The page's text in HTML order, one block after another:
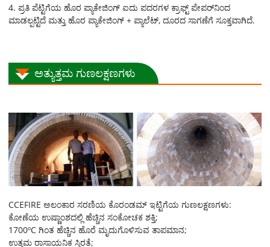
4. ಪ್ರತಿ ಪೆಟ್ಟಿಗೆಯ ಹೊರ ಪ್ಯಾಕೇಜಿಂಗ್ ಐದು ಪದರಗಳ ಕ್ರಾಫ್ಟ್ ಪೇಪರ್‌ನಿಂದ
ಮಾಡಲ್ಪಟ್ಟಿದೆ ಮತ್ತು ಹೊರ ಪ್ಯಾಕೇಜಿಂಗ್ + ಪ್ಯಾಲೆಟ್, ದೂರದ ಸಾಗಣೆಗೆ ಸೂಕ್ತವಾಗಿದೆ.
ಅತ್ಯುತ್ತಮ ಗುಣಲಕ್ಷಣಗಳು
CCEFIRE ಅಲಂಕಾರ ಸರಣಿಯ ಕೊರಂಡಮ್ ಇಟ್ಟಿಗೆಯ ಗುಣಲಕ್ಷಣಗಳು:
ಕೋಣೆಯ ಉಷ್ಣಾಂಶದಲ್ಲಿ ಹೆಚ್ಚಿನ ಸಂಕೋಚಕ ಶಕ್ತಿ;
1700ºC ಗಿಂತ ಹೆಚ್ಚಿನ ಹೊರೆ ಮೃದುಗೊಳಿಸುವ ತಾಪಮಾನ;
ಉತ್ತಮ ರಾಸಾಯನಿಕ ಸ್ಥಿರತೆ;